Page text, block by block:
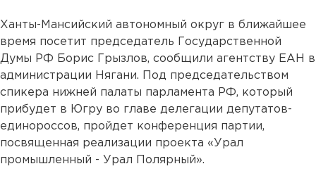
Ханты-Мансийский автономный округ в ближайшее
время посетит председатель Государственной
Думы РФ Борис Грызлов, сообщили агентству ЕАН в
администрации Нягани. Под председательством
спикера нижней палаты парламента РФ, который
прибудет в Югру во главе делегации депутатов-
единороссов, пройдет конференция партии,
посвященная реализации проекта «Урал
промышленный - Урал Полярный».